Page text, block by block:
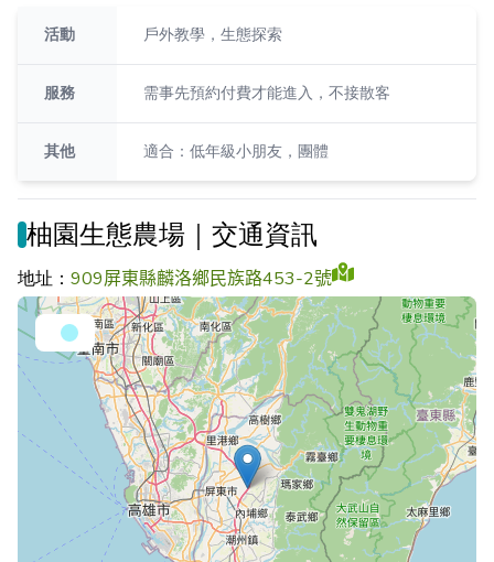
活動 戶外教學，生態探索
服務 需事先預約付費才能進入，不接散客
其他 適合：低年級小朋友，團體
柚園生態農場｜交通資訊
地址： 909屏東縣麟洛鄉民族路453-2號